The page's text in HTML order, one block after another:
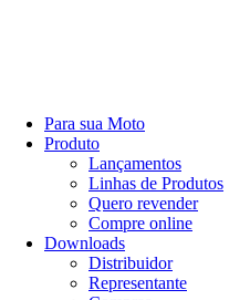
Para sua Moto
Produto
Lançamentos
Linhas de Produtos
Quero revender
Compre online
Downloads
Distribuidor
Representante